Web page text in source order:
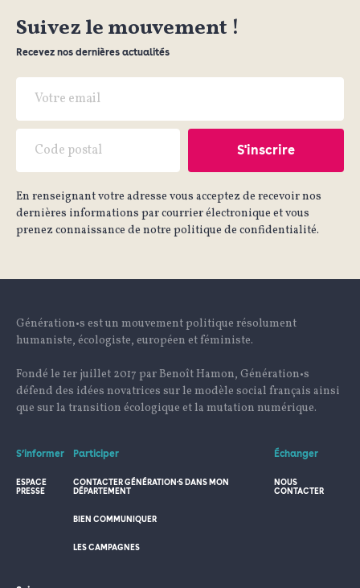
Suivez le mouvement !
Recevez nos dernières actualités
En renseignant votre adresse vous acceptez de recevoir nos
dernières informations par courrier électronique et vous
prenez connaissance de notre politique de confidentialité.
Génération•s est un mouvement politique résolument
humaniste, écologiste, européen et féministe.
Fondé le 1er juillet 2017 par Benoît Hamon, Génération•s
défend des idées novatrices sur le modèle social français ainsi
que sur la transition écologique et la mutation numérique.
S’informer
ESPACE
PRESSE
Participer
CONTACTER GÉNÉRATION·S DANS MON
DÉPARTEMENT
BIEN COMMUNIQUER
LES CAMPAGNES
Échanger
NOUS
CONTACTER